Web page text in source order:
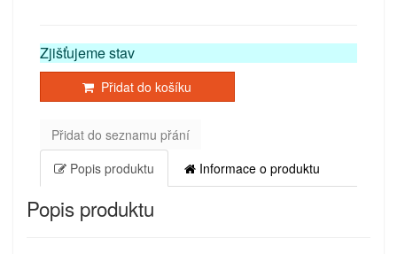
Zjišťujeme stav
Přidat do košíku
Přidat do seznamu přání
Popis produktu
Informace o produktu
Popis produktu